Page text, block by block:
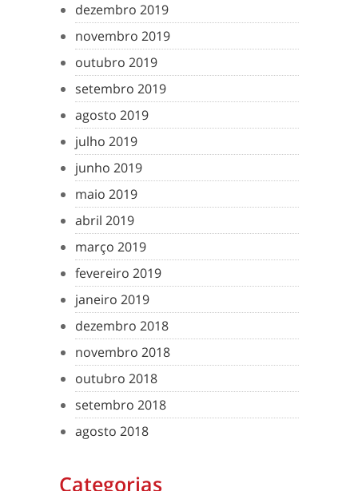
dezembro 2019
novembro 2019
outubro 2019
setembro 2019
agosto 2019
julho 2019
junho 2019
maio 2019
abril 2019
março 2019
fevereiro 2019
janeiro 2019
dezembro 2018
novembro 2018
outubro 2018
setembro 2018
agosto 2018
Categorias